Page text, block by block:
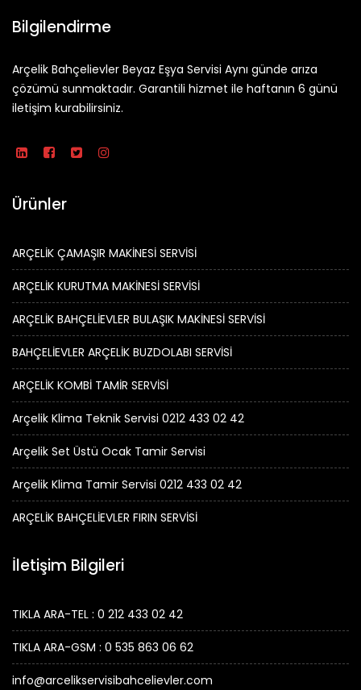
Bilgilendirme
Arçelik Bahçelievler Beyaz Eşya Servisi Aynı günde arıza
çözümü sunmaktadır. Garantili hizmet ile haftanın 6 günü
iletişim kurabilirsiniz.
Ürünler
ARÇELİK ÇAMAŞIR MAKİNESİ SERVİSİ
ARÇELİK KURUTMA MAKİNESİ SERVİSİ
ARÇELİK BAHÇELİEVLER BULAŞIK MAKİNESİ SERVİSİ
BAHÇELİEVLER ARÇELİK BUZDOLABI SERVİSİ
ARÇELİK KOMBİ TAMİR SERVİSİ
Arçelik Klima Teknik Servisi 0212 433 02 42
Arçelik Set Üstü Ocak Tamir Servisi
Arçelik Klima Tamir Servisi 0212 433 02 42
ARÇELİK BAHÇELİEVLER FIRIN SERVİSİ
İletişim Bilgileri
TIKLA ARA-TEL : 0 212 433 02 42
TIKLA ARA-GSM : 0 535 863 06 62
info@arcelikservisibahcelievler.com